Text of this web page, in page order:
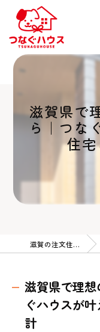
滋賀県で
ら｜つな
住
滋賀の注文住宅ならつなぐハウス
滋賀県で理
ぐハウスが
計